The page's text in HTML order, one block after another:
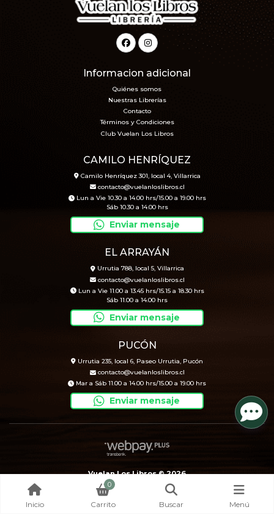
Informacion adicional
Quiénes somos
Nuestras Librerías
Contacto
Términos y Condiciones
Club Vuelan Los Libros
CAMILO HENRÍQUEZ
Camilo Henríquez 301, local 4, Villarrica
contacto@vuelanloslibros.cl
Lun a Vie 10.30 a 14.00 hrs/15.00 a 19.00 hrs
Sáb 10.30 a 14.00 hrs
Enviar mensaje
EL ARRAYÁN
Urrutia 788, local 5, Villarrica
contacto@vuelanloslibros.cl
Lun a Vie 11.00 a 13.45 hrs/15.15 a 18.30 hrs
Sáb 11.00 a 14.00 hrs
Enviar mensaje
PUCÓN
Urrutia 235, local 6, Paseo Urrutia, Pucón
contacto@vuelanloslibros.cl
Mar a Sáb 11.00 a 14.00 hrs/15.00 a 19.00 hrs
Enviar mensaje
Vuelan Los Libros © 2026
Creado por
Bsale
Inicio
0
Carrito Buscar Menú